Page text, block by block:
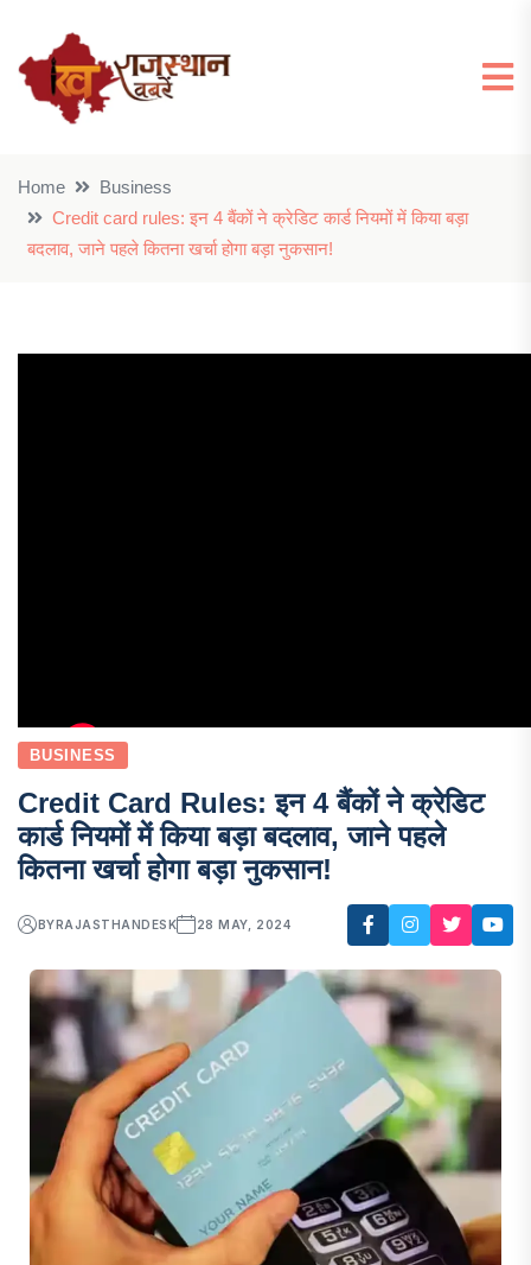
Home
Business
Credit card rules: इन 4 बैंकों ने क्रेडिट कार्ड नियमों में किया बड़ा
बदलाव, जाने पहले कितना खर्चा होगा बड़ा नुकसान!
BUSINESS
Credit Card Rules: इन 4 बैंकों ने क्रेडिट
कार्ड नियमों में किया बड़ा बदलाव, जाने पहले
कितना खर्चा होगा बड़ा नुकसान!
BY RAJASTHANDESK 28 MAY, 2024